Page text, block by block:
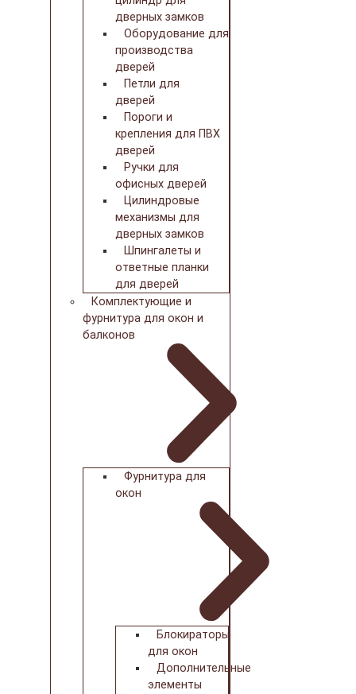
дверных замков
Оборудование для
производства
дверей
Петли для
дверей
Пороги и
крепления для ПВХ
дверей
Ручки для
офисных дверей
Цилиндровые
механизмы для
дверных замков
Шпингалеты и
ответные планки
для дверей
Комплектующие и
фурнитура для окон и
балконов
Фурнитура для
окон
Блокираторы
для окон
Дополнительные
элементы